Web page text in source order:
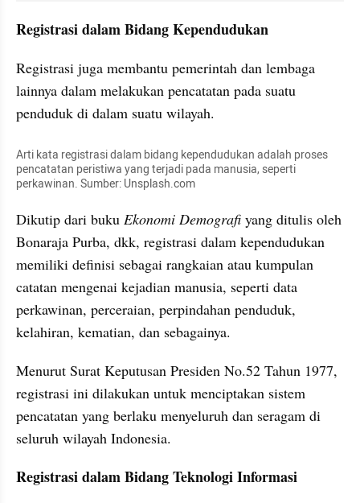
Registrasi dalam Bidang Kependudukan
Registrasi juga membantu pemerintah dan lembaga
lainnya dalam melakukan pencatatan pada suatu
penduduk di dalam suatu wilayah.
Arti kata registrasi dalam bidang kependudukan adalah proses
pencatatan peristiwa yang terjadi pada manusia, seperti
perkawinan. Sumber: Unsplash.com
Dikutip dari buku Ekonomi Demografi yang ditulis oleh
Bonaraja Purba, dkk, registrasi dalam kependudukan
memiliki definisi sebagai rangkaian atau kumpulan
catatan mengenai kejadian manusia, seperti data
perkawinan, perceraian, perpindahan penduduk,
kelahiran, kematian, dan sebagainya.
Menurut Surat Keputusan Presiden No.52 Tahun 1977,
registrasi ini dilakukan untuk menciptakan sistem
pencatatan yang berlaku menyeluruh dan seragam di
seluruh wilayah Indonesia.
Registrasi dalam Bidang Teknologi Informasi